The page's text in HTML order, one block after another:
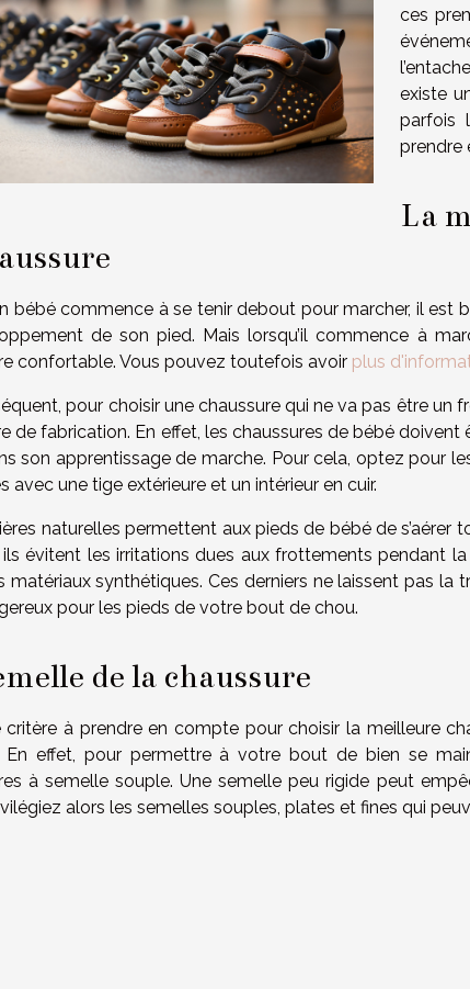
ces
existe
parfois
prendre
La
bébé commence à se tenir debout pour marcher, il est
de son pied. Mais lorsqu’il commence à
confortable. Vous pouvez toutefois avoir plus
pour choisir une chaussure qui ne va pas être un
de fabrication. En effet, les chaussures de bébé doivent
son apprentissage de marche. Pour cela, optez pour
avec une tige extérieure et un intérieur en cuir.
naturelles permettent aux pieds de bébé de s’aérer
ils évitent les irritations dues aux frottements pendant
matériaux synthétiques. Ces derniers ne laissent pas la
pour les pieds de votre bout de chou.
de la chaussure
critère à prendre en compte pour choisir la meilleure
En effet, pour permettre à votre bout de bien se
à semelle souple. Une semelle peu rigide peut
alors les semelles souples, plates et fines qui